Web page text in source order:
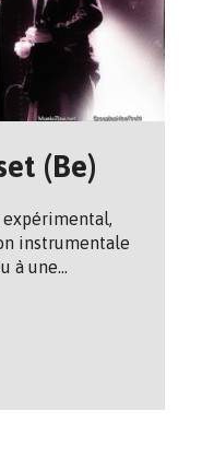
(Be)
instrumentale
à une…